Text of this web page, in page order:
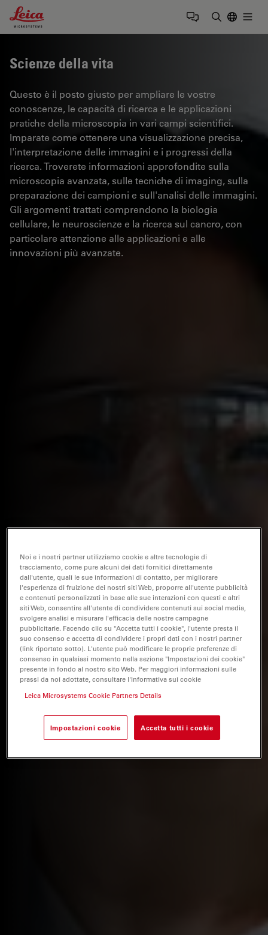
Leica Microsystems Logo
Scienze della vita
Questo è il posto giusto per ampliare le vostre
conoscenze, le capacità di ricerca e le applicazioni
pratiche della microscopia in vari campi scientifici.
Imparate come ottenere una visualizzazione precisa,
l'interpretazione delle immagini e i progressi della
ricerca. Troverete informazioni approfondite sulla
microscopia avanzata, sulle tecniche di imaging, sulla
preparazione dei campioni e sull'analisi delle immagini.
Gli argomenti trattati comprendono la biologia
cellulare, le neuroscienze e la ricerca sul cancro, con
particolare attenzione alle applicazioni e alle
innovazioni più avanzate.
Noi e i nostri partner utilizziamo cookie e altre tecnologie di
tracciamento, come pure alcuni dei dati fornitici direttamente
dall'utente, quali le sue informazioni di contatto, per migliorare
l'esperienza di fruizione dei nostri siti Web, proporre all'utente pubblicità
e contenuti personalizzati in base alle sue interazioni con questi e altri
siti Web, consentire all'utente di condividere contenuti sui social media,
svolgere analisi e misurare l'efficacia delle nostre campagne
pubblicitarie. Facendo clic su "Accetta tutti i cookie", l'utente presta il
suo consenso e accetta di condividere i propri dati con i nostri partner
(link riportato sotto). L'utente può modificare le proprie preferenze di
consenso in qualsiasi momento nella sezione "Impostazioni dei cookie"
presente in fondo al nostro sito Web. Per maggiori informazioni sulle
prassi da noi adottate, consultare l'Informativa sui cookie
Leica Microsystems Cookie Partners Details
Impostazioni cookie Accetta tutti i cookie